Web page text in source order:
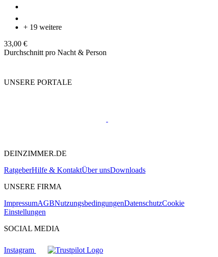
+ 19 weitere
33,00 €
Durchschnitt pro Nacht & Person
UNSERE PORTALE
DEINZIMMER.DE
RatgeberHilfe & KontaktÜber unsDownloads
UNSERE FIRMA
ImpressumAGBNutzungsbedingungenDatenschutzCookie
Einstellungen
SOCIAL MEDIA
Instagram